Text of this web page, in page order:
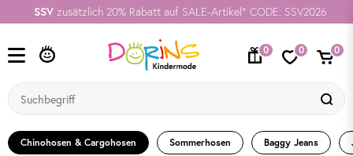
SSV zusätzlich 20% Rabatt auf SALE-Artikel* CODE: SSV2026
0 0 0
Chinohosen & Cargohosen Sommerhosen Baggy Jeans